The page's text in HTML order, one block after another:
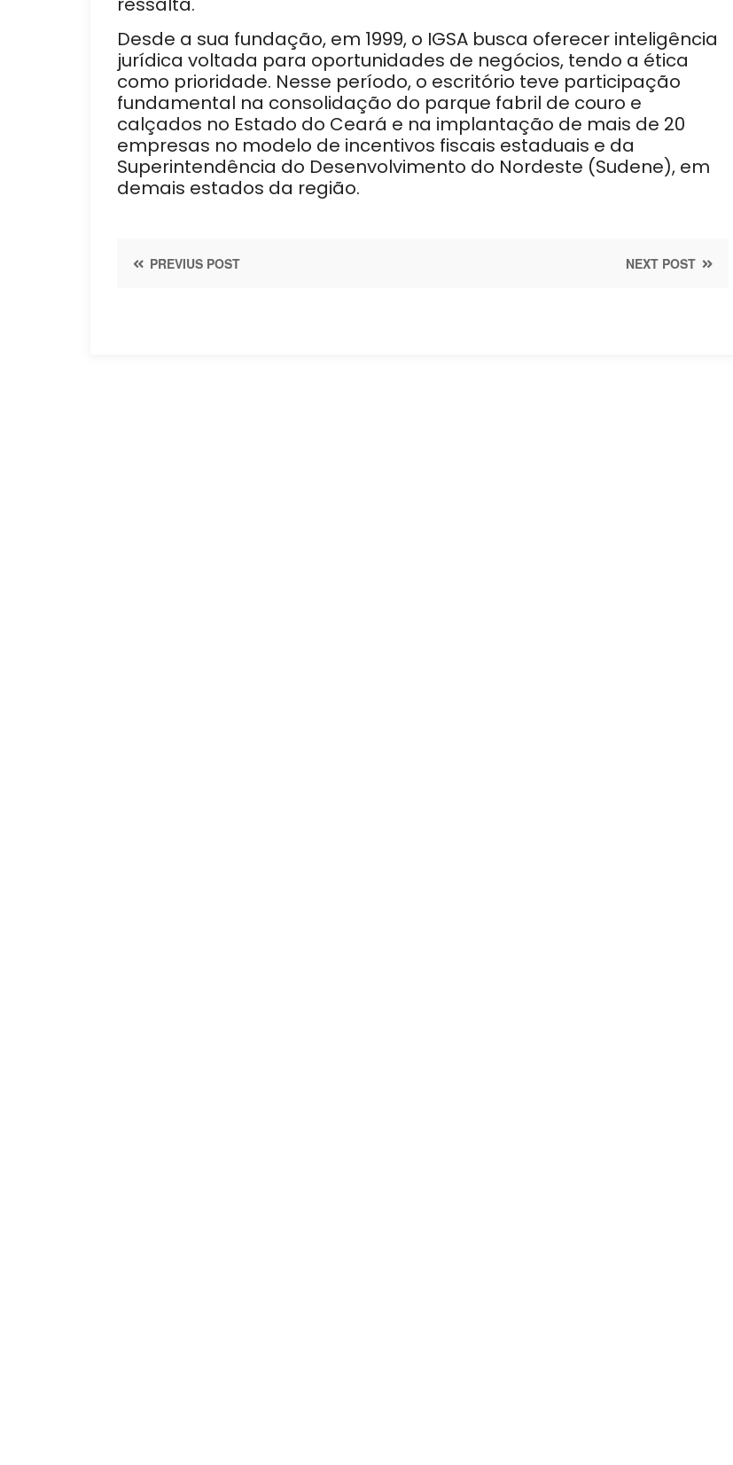
Desde a sua fundação, em 1999, o IGSA busca oferecer inteligência
jurídica voltada para oportunidades de negócios, tendo a ética
como prioridade. Nesse período, o escritório teve participação
fundamental na consolidação do parque fabril de couro e
calçados no Estado do Ceará e na implantação de mais de 20
empresas no modelo de incentivos fiscais estaduais e da
Superintendência do Desenvolvimento do Nordeste (Sudene), em
demais estados da região.
PREVIUS POST NEXT POST